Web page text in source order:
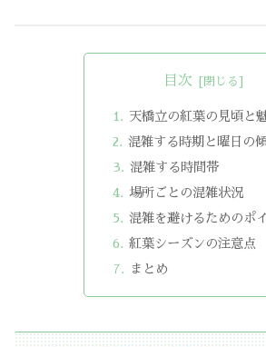
目次
天橋立の紅葉の見頃と
混雑する時期と曜日の
混雑する時間帯
場所ごとの混雑状況
混雑を避けるためのポ
紅葉シーズンの注意点
まとめ